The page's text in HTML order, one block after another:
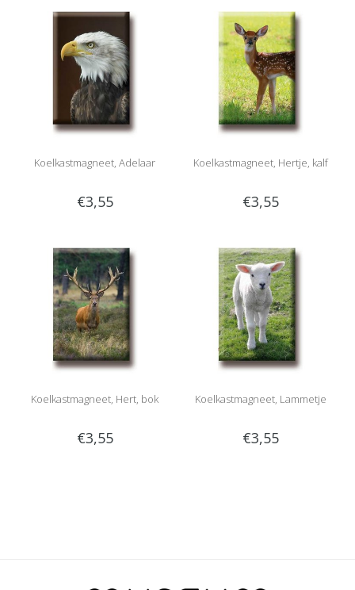
Koelkastmagneet, Adelaar
€3,55
Koelkastmagneet, Hertje, kalf
€3,55
Koelkastmagneet, Hert, bok
€3,55
Koelkastmagneet, Lammetje
€3,55